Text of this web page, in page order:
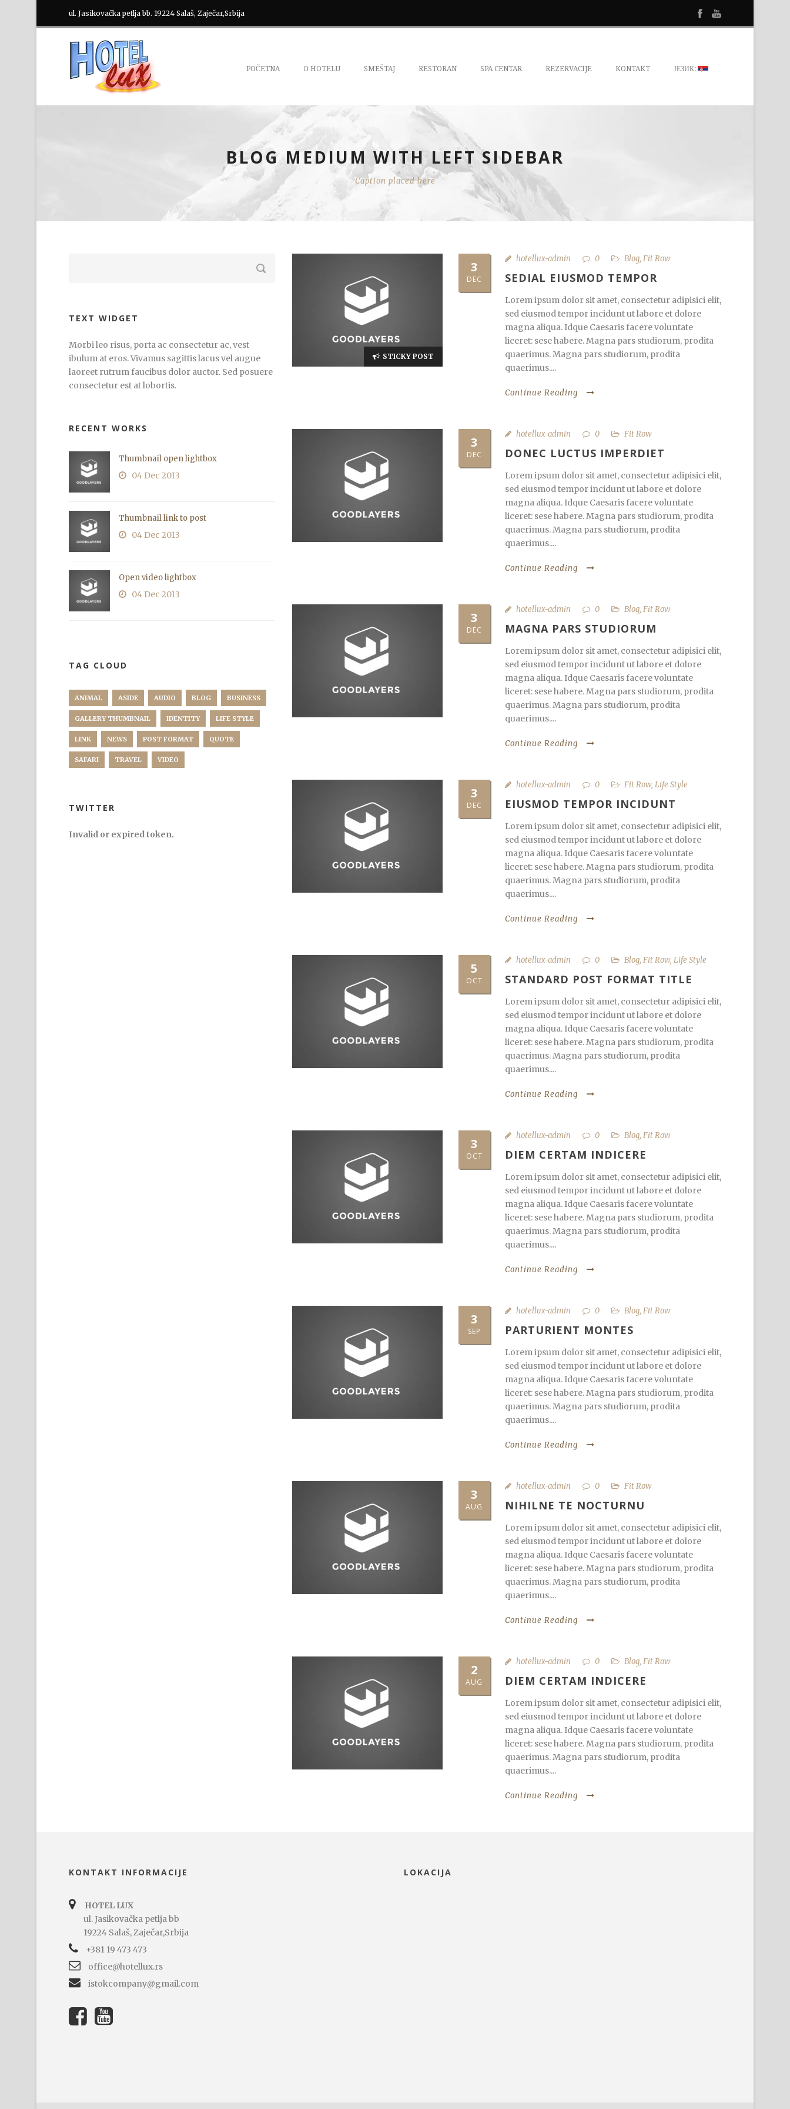
ul. Jasikovačka petlja bb. 19224 Salaš, Zaječar,Srbija
POČETNA O HOTELU SMEŠTAJ RESTORAN SPA CENTAR REZERVACIJE KONTAKT ЈЕЗИК:
BLOG MEDIUM WITH LEFT SIDEBAR
Caption placed here
STICKY POST
3
DEC
hotellux-admin 0 Blog, Fit Row
SEDIAL EIUSMOD TEMPOR
Lorem ipsum dolor sit amet, consectetur adipisici elit,
sed eiusmod tempor incidunt ut labore et dolore
magna aliqua. Idque Caesaris facere voluntate
liceret: sese habere. Magna pars studiorum, prodita
quaerimus. Magna pars studiorum, prodita
quaerimus....
Continue Reading
3
DEC
hotellux-admin 0 Fit Row
DONEC LUCTUS IMPERDIET
Lorem ipsum dolor sit amet, consectetur adipisici elit,
sed eiusmod tempor incidunt ut labore et dolore
magna aliqua. Idque Caesaris facere voluntate
liceret: sese habere. Magna pars studiorum, prodita
quaerimus. Magna pars studiorum, prodita
quaerimus....
Continue Reading
3
DEC
hotellux-admin 0 Blog, Fit Row
MAGNA PARS STUDIORUM
Lorem ipsum dolor sit amet, consectetur adipisici elit,
sed eiusmod tempor incidunt ut labore et dolore
magna aliqua. Idque Caesaris facere voluntate
liceret: sese habere. Magna pars studiorum, prodita
quaerimus. Magna pars studiorum, prodita
quaerimus....
Continue Reading
3
DEC
hotellux-admin 0 Fit Row, Life Style
EIUSMOD TEMPOR INCIDUNT
Lorem ipsum dolor sit amet, consectetur adipisici elit,
sed eiusmod tempor incidunt ut labore et dolore
magna aliqua. Idque Caesaris facere voluntate
liceret: sese habere. Magna pars studiorum, prodita
quaerimus. Magna pars studiorum, prodita
quaerimus....
Continue Reading
5
OCT
hotellux-admin 0 Blog, Fit Row, Life Style
STANDARD POST FORMAT TITLE
Lorem ipsum dolor sit amet, consectetur adipisici elit,
sed eiusmod tempor incidunt ut labore et dolore
magna aliqua. Idque Caesaris facere voluntate
liceret: sese habere. Magna pars studiorum, prodita
quaerimus. Magna pars studiorum, prodita
quaerimus....
Continue Reading
3
OCT
hotellux-admin 0 Blog, Fit Row
DIEM CERTAM INDICERE
Lorem ipsum dolor sit amet, consectetur adipisici elit,
sed eiusmod tempor incidunt ut labore et dolore
magna aliqua. Idque Caesaris facere voluntate
liceret: sese habere. Magna pars studiorum, prodita
quaerimus. Magna pars studiorum, prodita
quaerimus....
Continue Reading
3
SEP
hotellux-admin 0 Blog, Fit Row
PARTURIENT MONTES
Lorem ipsum dolor sit amet, consectetur adipisici elit,
sed eiusmod tempor incidunt ut labore et dolore
magna aliqua. Idque Caesaris facere voluntate
liceret: sese habere. Magna pars studiorum, prodita
quaerimus. Magna pars studiorum, prodita
quaerimus....
Continue Reading
3
AUG
hotellux-admin 0 Fit Row
NIHILNE TE NOCTURNU
Lorem ipsum dolor sit amet, consectetur adipisici elit,
sed eiusmod tempor incidunt ut labore et dolore
magna aliqua. Idque Caesaris facere voluntate
liceret: sese habere. Magna pars studiorum, prodita
quaerimus. Magna pars studiorum, prodita
quaerimus....
Continue Reading
2
AUG
hotellux-admin 0 Blog, Fit Row
DIEM CERTAM INDICERE
Lorem ipsum dolor sit amet, consectetur adipisici elit,
sed eiusmod tempor incidunt ut labore et dolore
magna aliqua. Idque Caesaris facere voluntate
liceret: sese habere. Magna pars studiorum, prodita
quaerimus. Magna pars studiorum, prodita
quaerimus....
Continue Reading
TEXT WIDGET
Morbi leo risus, porta ac consectetur ac, vest
ibulum at eros. Vivamus sagittis lacus vel augue
laoreet rutrum faucibus dolor auctor. Sed posuere
consectetur est at lobortis.
RECENT WORKS
Thumbnail open lightbox
04 Dec 2013
Thumbnail link to post
04 Dec 2013
Open video lightbox
04 Dec 2013
TAG CLOUD
ANIMAL ASIDE AUDIO BLOG BUSINESS
GALLERY THUMBNAIL IDENTITY LIFE STYLE
LINK NEWS POST FORMAT QUOTE
SAFARI TRAVEL VIDEO
TWITTER
Invalid or expired token.
KONTAKT INFORMACIJE
HOTEL LUX
ul. Jasikovačka petlja bb
19224 Salaš, Zaječar,Srbija
+381 19 473 473
office@hotellux.rs
istokcompany@gmail.com
LOKACIJA